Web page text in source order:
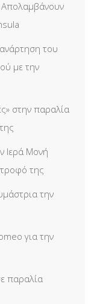
του
με την
στην παραλία
Ιερά Μονή
της
την
για την
παραλία